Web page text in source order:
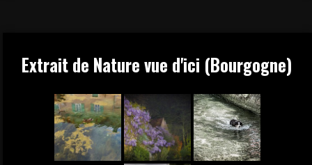
Extrait de Nature vue d'ici (Bourgogne)